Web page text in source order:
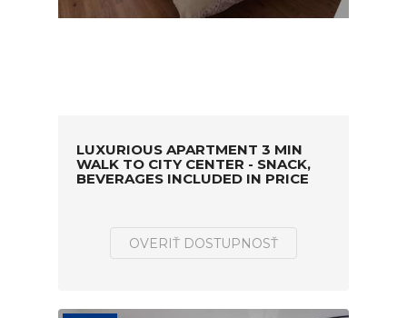
LUXURIOUS APARTMENT 3 MIN
WALK TO CITY CENTER - SNACK,
BEVERAGES INCLUDED IN PRICE
OVERIŤ DOSTUPNOSŤ